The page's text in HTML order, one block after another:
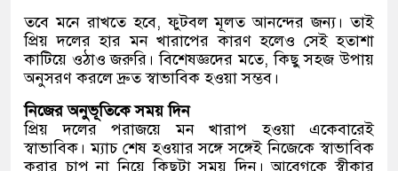
তবে মনে রাখতে হবে, ফুটবল মূলত আনন্দের জন্য। তাই
প্রিয় দলের হার মন খারাপের কারণ হলেও সেই হতাশা
কাটিয়ে ওঠাও জরুরি। বিশেষজ্ঞদের মতে, কিছু সহজ উপায়
অনুসরণ করলে দ্রুত স্বাভাবিক হওয়া সম্ভব।
নিজের অনুভূতিকে সময় দিন
প্রিয় দলের পরাজয়ে মন খারাপ হওয়া একেবারেই
স্বাভাবিক। ম্যাচ শেষ হওয়ার সঙ্গে সঙ্গেই নিজেকে স্বাভাবিক
করার চাপ না নিয়ে কিছুটা সময় দিন। আবেগকে স্বীকার